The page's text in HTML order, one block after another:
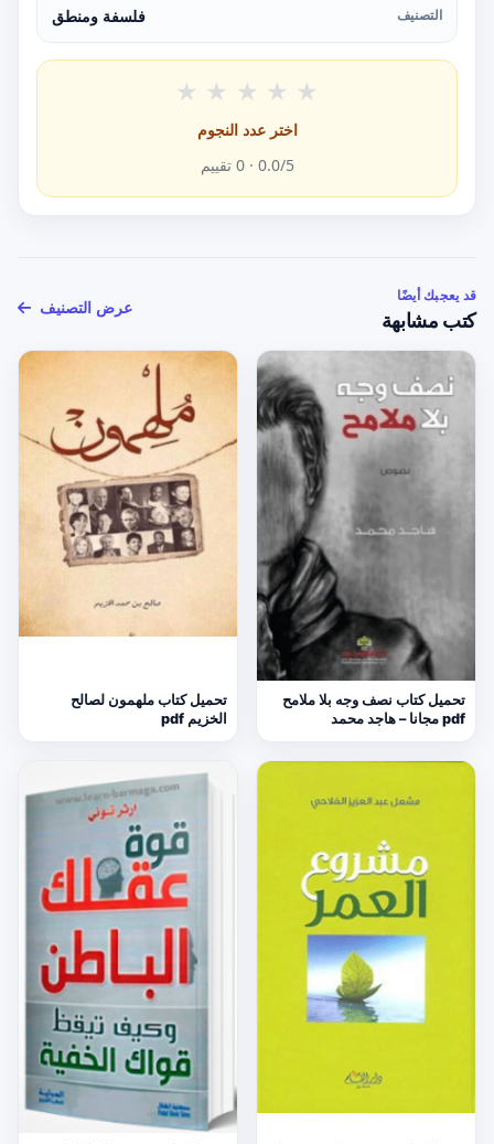
التصنيف فلسفة ومنطق
★ ★ ★ ★ ★
اختر عدد النجوم
0.0/5 ·
0 تقييم
قد يعجبك أيضًا
كتب مشابهة
عرض التصنيف
تحميل كتاب نصف وجه بلا ملامح
pdf مجانا – هاجد محمد
تحميل كتاب ملهمون لصالح
الخزيم pdf